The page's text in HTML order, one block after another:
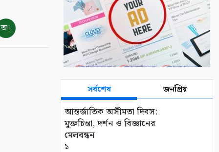
অ+
সর্বশেষ জনপ্রিয়
আন্তর্জাতিক অসীমতা দিবস:
মুক্তচিন্তা, দর্শন ও বিজ্ঞানের
মেলবন্ধন
১